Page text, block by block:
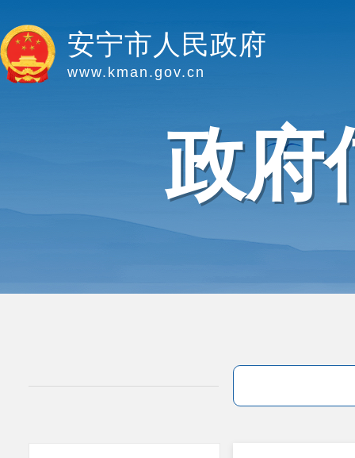
安宁市人民政府
www.kman.gov.cn
政府